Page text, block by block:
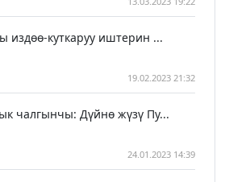
издөө-куткаруу иштерин ...
19.02.2023 21:32
чалгынчы: Дүйнө жүзү Пу...
24.01.2023 14:39